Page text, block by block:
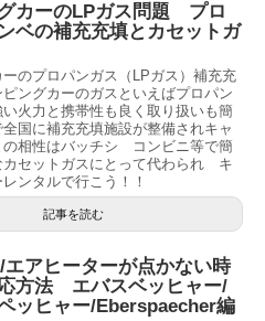
カーのLPガス問題 プロ
ベの補充充填とカセットガ
のプロパンガス（LPガス）補充充
ングカーのガスといえばプロパン
火力と携帯性も良く取り扱いも簡
国に補充充填施設が整備されキャ
の相性はバッチシ コンビニ等で簡
カセットガスにとって代わられ キ
ンタルで行こう！！
記事を読む
エアヒーターが点かない時
方法 エバスベッヒャー/
ッヒャー/Eberspaecher編